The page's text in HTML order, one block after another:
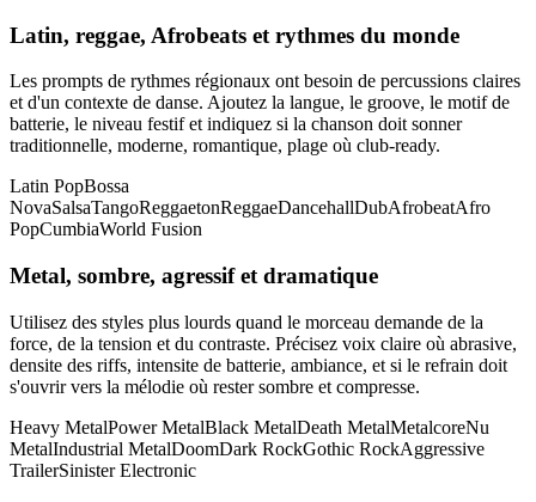
Latin, reggae, Afrobeats et rythmes du monde
Les prompts de rythmes régionaux ont besoin de percussions claires
et d'un contexte de danse. Ajoutez la langue, le groove, le motif de
batterie, le niveau festif et indiquez si la chanson doit sonner
traditionnelle, moderne, romantique, plage où club-ready.
Latin PopBossa
NovaSalsaTangoReggaetonReggaeDancehallDubAfrobeatAfro
PopCumbiaWorld Fusion
Metal, sombre, agressif et dramatique
Utilisez des styles plus lourds quand le morceau demande de la
force, de la tension et du contraste. Précisez voix claire où abrasive,
densite des riffs, intensite de batterie, ambiance, et si le refrain doit
s'ouvrir vers la mélodie où rester sombre et compresse.
Heavy MetalPower MetalBlack MetalDeath MetalMetalcoreNu
MetalIndustrial MetalDoomDark RockGothic RockAggressive
TrailerSinister Electronic